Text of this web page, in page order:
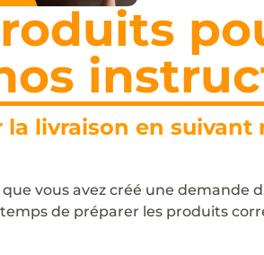
livraison en suivant
vous avez créé une demande
de préparer les produits